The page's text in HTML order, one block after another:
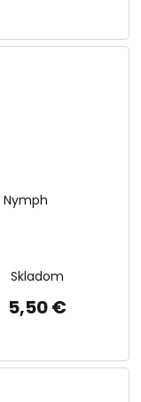
Nymph
Skladom
5,50 €